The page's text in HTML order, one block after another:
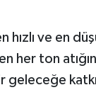
hızlı ve en
her ton